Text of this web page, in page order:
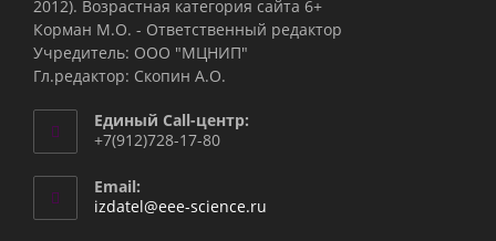
2012). Возрастная категория сайта 6+
Корман М.О. - Ответственный редактор
Учредитель: ООО "МЦНИП"
Гл.редактор: Скопин А.О.
Единый Call-центр:
+7(912)728-17-80
Email:
izdatel@eee-science.ru